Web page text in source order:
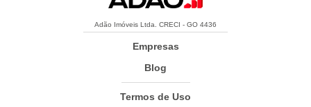
Adão Imóveis Ltda. CRECI - GO 4436
Empresas
Blog
Termos de Uso